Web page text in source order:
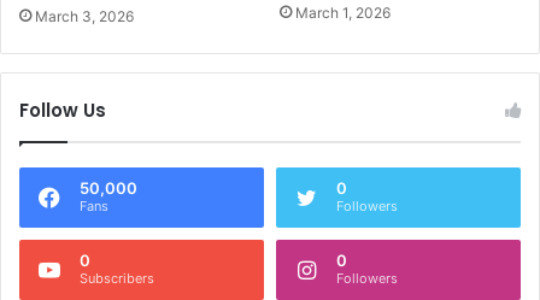
March 3, 2026 March 1, 2026
Follow Us
50,000
Fans
0
Followers
0
Subscribers
0
Followers